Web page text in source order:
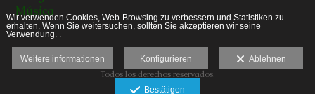
- Música
Todos los derechos reservados.
Haftungsausschluss
Wir verwenden Cookies, Web-Browsing zu verbessern und Statistiken zu
erhalten. Wenn Sie weitersuchen, sollten Sie akzeptieren wir seine
Verwendung. .
Weitere informationen Konfigurieren Ablehnen
Bestätigen